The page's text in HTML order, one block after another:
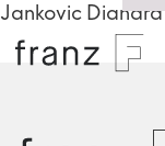
Zum
Inhalt
Jankovic Diandra